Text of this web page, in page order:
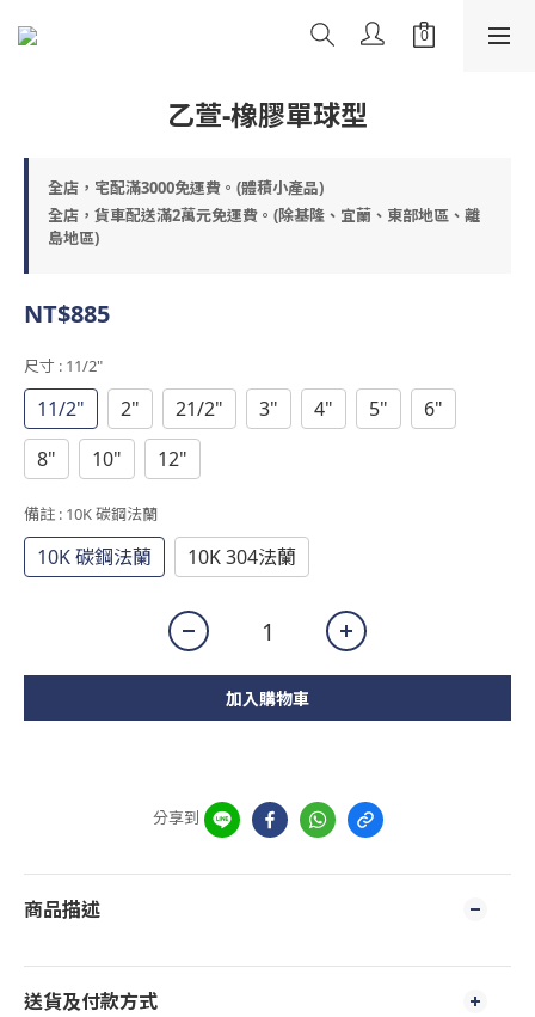
乙萱-橡膠單球型
全店，宅配滿3000免運費。(體積小產品)
全店，貨車配送滿2萬元免運費。(除基隆、宜蘭、東部地區、離
島地區)
NT$885
尺寸 : 11/2"
11/2" 2" 21/2" 3" 4" 5"
6"
8"
10" 12"
備註 : 10K 碳鋼法蘭
10K 碳鋼法蘭 10K 304法蘭
加入購物車
分享到
商品描述
送貨及付款方式